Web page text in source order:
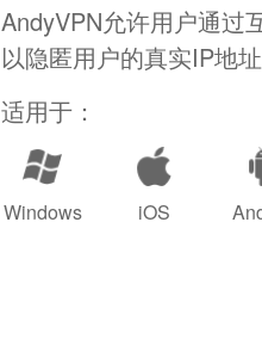
AndyVPN允许用户通过
以隐匿用户的真实IP地
适用于：
Windows iOS